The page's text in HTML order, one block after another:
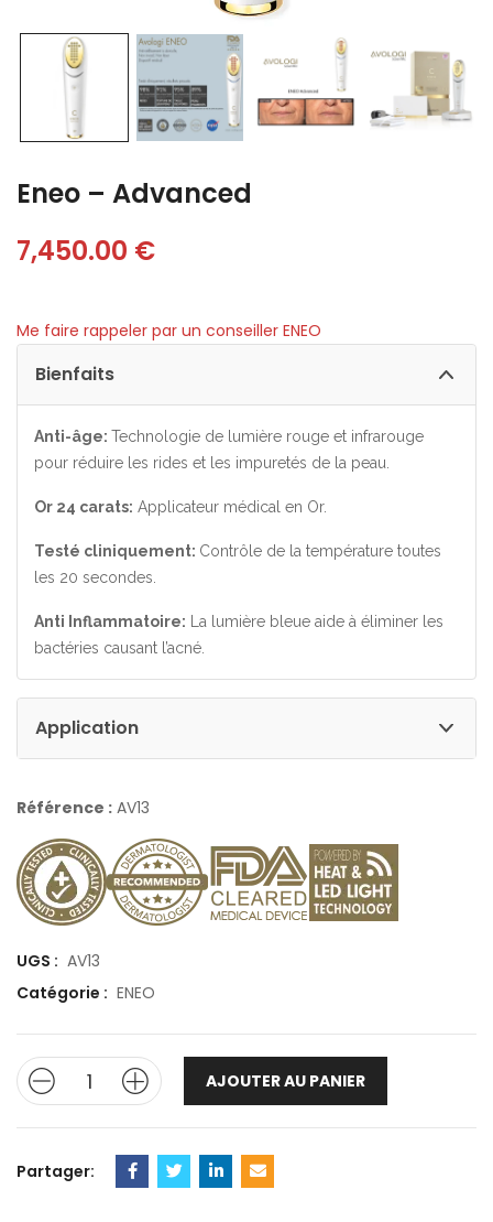
Eneo – Advanced
7,450.00 €
Me faire rappeler par un conseiller ENEO
Bienfaits
Anti-âge: Technologie de lumière rouge et infrarouge
pour réduire les rides et les impuretés de la peau.
Or 24 carats: Applicateur médical en Or.
Testé cliniquement: Contrôle de la température toutes
les 20 secondes.
Anti Inflammatoire: La lumière bleue aide à éliminer les
bactéries causant l’acné.
Application
Référence : AV13
UGS : AV13
Catégorie : ENEO
AJOUTER AU PANIER
Partager: